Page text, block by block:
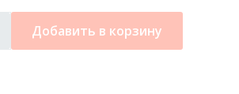
Добавить в корзину